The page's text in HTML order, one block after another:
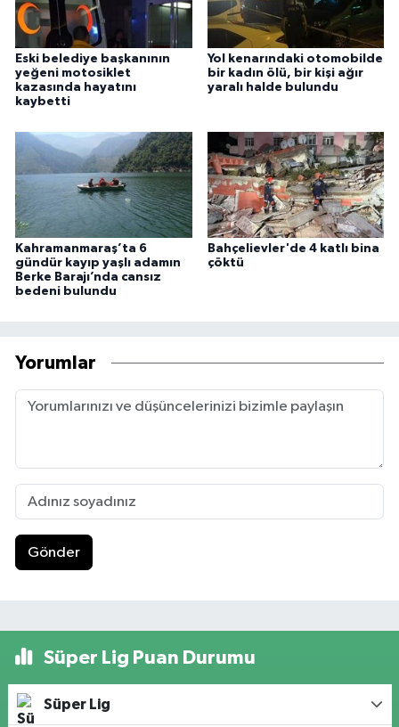
Eski belediye başkanının
yeğeni motosiklet
kazasında hayatını
kaybetti
Yol kenarındaki otomobilde
bir kadın ölü, bir kişi ağır
yaralı halde bulundu
Kahramanmaraş’ta 6
gündür kayıp yaşlı adamın
Berke Barajı’nda cansız
bedeni bulundu
Bahçelievler'de 4 katlı bina
çöktü
Yorumlar
Gönder
Süper Lig Puan Durumu
Süper Lig